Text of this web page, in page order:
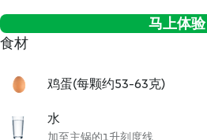
马上体验
食材
鸡蛋(每颗约53-63克)
水
加至主锅的1升刻度线